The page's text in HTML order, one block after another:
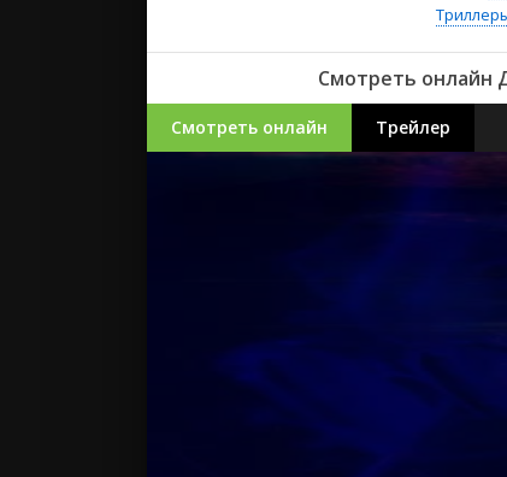
Смотреть онлайн
Смотреть онлайн Трейлер